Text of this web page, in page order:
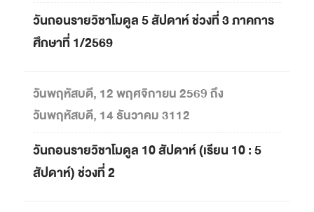
วันถอนรายวิชาโมดูล 5 สัปดาห์ ช่วงที่ 3 ภาคการ
ศึกษาที่ 1/2569
วันพฤหัสบดี, 12 พฤศจิกายน 2569 ถึง
วันพฤหัสบดี, 14 ธันวาคม 3112
วันถอนรายวิชาโมดูล 10 สัปดาห์ (เรียน 10 : 5
สัปดาห์) ช่วงที่ 2